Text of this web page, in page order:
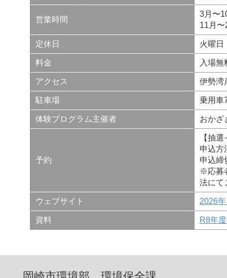
営業時間
3月〜
11月
定休日 火曜日
料金 入場
アクセス 伊勢湾
駐車場 乗用車
体験プログラム主催者 おかざ
予約
【抽
申込方
申込締
※応募
法にて
ウェブサイト 2026
資料 R8年